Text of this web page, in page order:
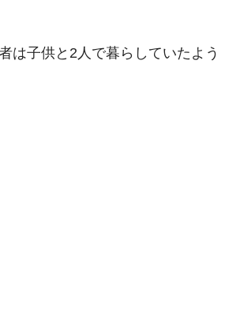
は子供と2人で暮らしていたよう